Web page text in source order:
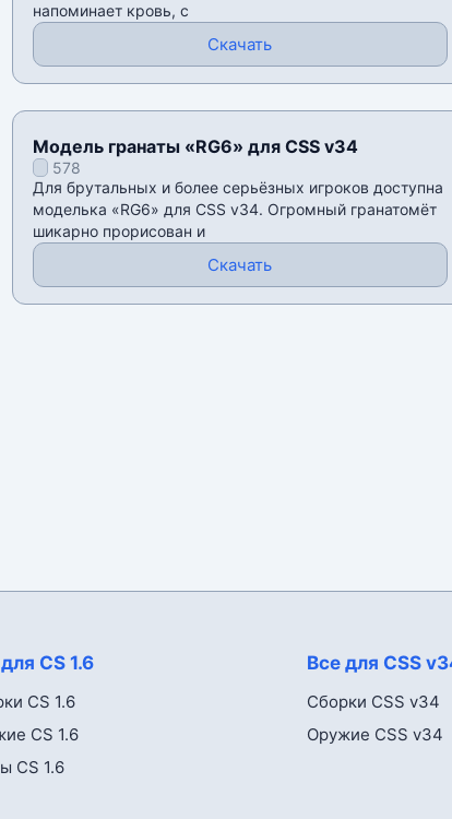
напоминает кровь, с
Скачать
Модель гранаты «RG6» для CSS v34
578
Для брутальных и более серьёзных игроков доступна
моделька «RG6» для CSS v34. Огромный гранатомёт
шикарно прорисован и
Скачать
CS 1.6
CS 1.6
CS 1.6
CS 1.6
Все для CSS
Сборки CSS v34
Оружие CSS v34